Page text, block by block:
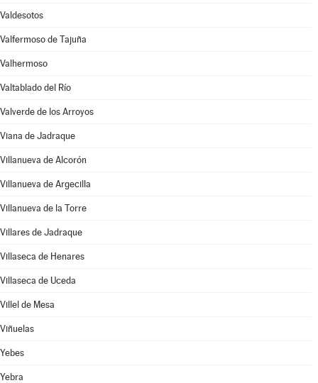
Valdesotos
Valfermoso de Tajuña
Valhermoso
Valtablado del Río
Valverde de los Arroyos
Viana de Jadraque
Villanueva de Alcorón
Villanueva de Argecilla
Villanueva de la Torre
Villares de Jadraque
Villaseca de Henares
Villaseca de Uceda
Villel de Mesa
Viñuelas
Yebes
Yebra